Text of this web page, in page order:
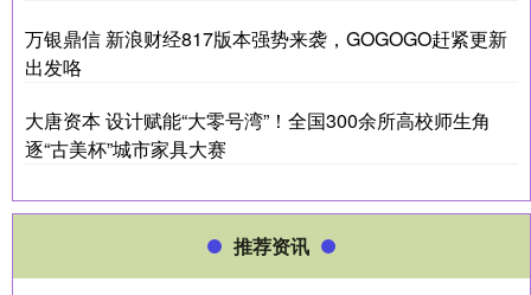
万银鼎信 新浪财经817版本强势来袭，GOGOGO赶紧更新
出发咯
大唐资本 设计赋能“大零号湾”！全国300余所高校师生角
逐“古美杯”城市家具大赛
推荐资讯